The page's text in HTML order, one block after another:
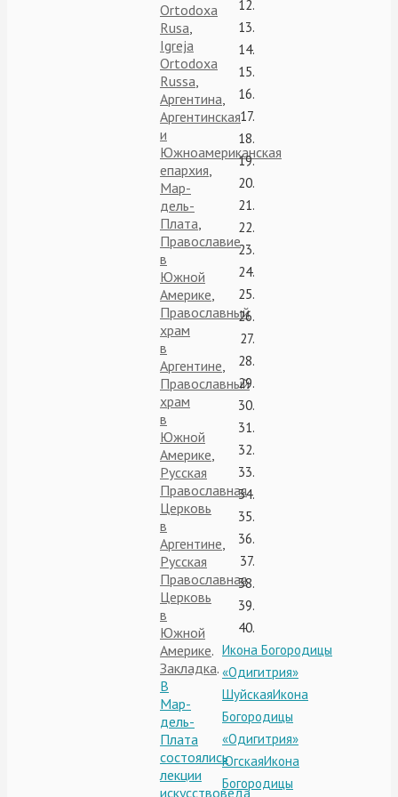
Ortodoxa
Rusa,
Igreja
Ortodoxa
Russa,
Аргентина,
Аргентинская
и
Южноамериканская
епархия,
Мар-
дель-
Плата,
Православие
в
Южной
Америке,
Православный
храм
в
Аргентине,
Православный
храм
в
Южной
Америке,
Русская
Православная
Церковь
в
Аргентине,
Русская
Православная
Церковь
в
Южной
Америке.
Закладка.
В
Мар-
дель-
Плата
состоялись
лекции
искусствоведа
Икона Богородицы
«Одигитрия»
ШуйскаяИкона
Богородицы
«Одигитрия»
ЮгскаяИкона
Богородицы